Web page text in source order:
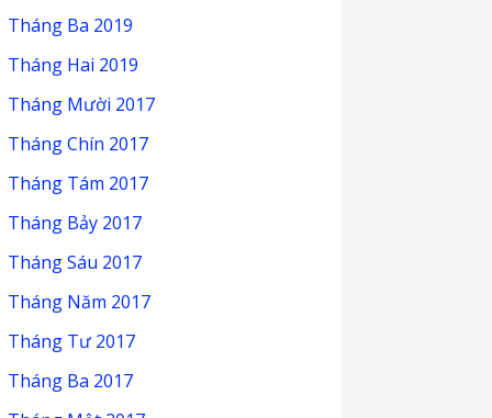
Tháng Ba 2019
Tháng Hai 2019
Tháng Mười 2017
Tháng Chín 2017
Tháng Tám 2017
Tháng Bảy 2017
Tháng Sáu 2017
Tháng Năm 2017
Tháng Tư 2017
Tháng Ba 2017